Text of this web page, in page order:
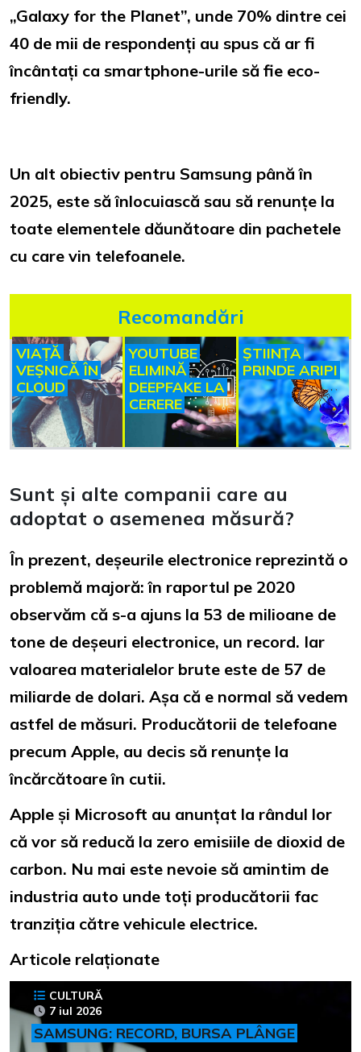
„Galaxy for the Planet”, unde 70% dintre cei
40 de mii de respondenți au spus că ar fi
încântați ca smartphone-urile să fie eco-
friendly.
Un alt obiectiv pentru Samsung până în
2025, este să înlocuiască sau să renunțe la
toate elementele dăunătoare din pachetele
cu care vin telefoanele.
Recomandări
VIAȚĂ
VEȘNICĂ ÎN
CLOUD
YOUTUBE
ELIMINĂ
DEEPFAKE LA
CERERE
ȘTIINȚA
PRINDE ARIPI
Sunt și alte companii care au
adoptat o asemenea măsură?
În prezent, deșeurile electronice reprezintă o
problemă majoră: în raportul pe 2020
observăm că s-a ajuns la 53 de milioane de
tone de deșeuri electronice, un record. Iar
valoarea materialelor brute este de 57 de
miliarde de dolari. Așa că e normal să vedem
astfel de măsuri. Producătorii de telefoane
precum Apple, au decis să renunțe la
încărcătoare în cutii.
Apple și Microsoft au anunțat la rândul lor
că vor să reducă la zero emisiile de dioxid de
carbon. Nu mai este nevoie să amintim de
industria auto unde toți producătorii fac
tranziția către vehicule electrice.
Articole relaționate
CULTURĂ
7 iul 2026
SAMSUNG: RECORD, BURSA PLÂNGE